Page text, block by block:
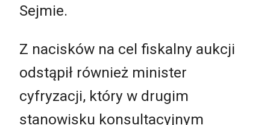
Sejmie.
Z nacisków na cel fiskalny aukcji
odstąpił również minister
cyfryzacji, który w drugim
stanowisku konsultacyjnym